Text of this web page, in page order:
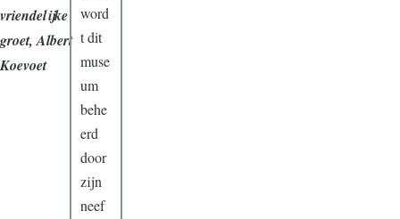
vriendelijke
groet, Albert
Koevoet
word
t dit
muse
um
behe
erd
door
zijn
neef